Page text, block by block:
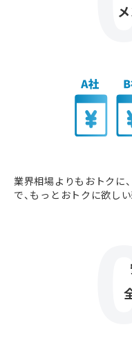
業界相場よりもおトクに
で、もっとおトクに欲し